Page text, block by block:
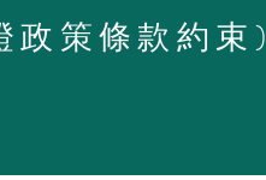
政策條款約束)